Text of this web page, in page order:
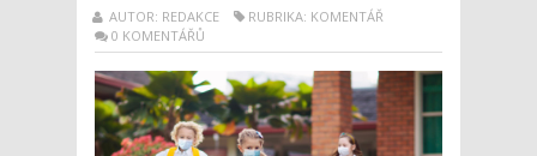
AUTOR: REDAKCE
RUBRIKA: KOMENTÁŘ
0 KOMENTÁŘŮ